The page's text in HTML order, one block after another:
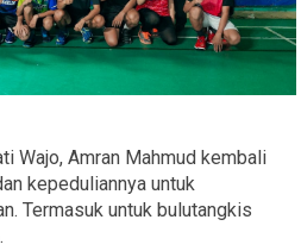
Wajo, Amran Mahmud kembali
kepeduliannya untuk
Termasuk untuk bulutangkis